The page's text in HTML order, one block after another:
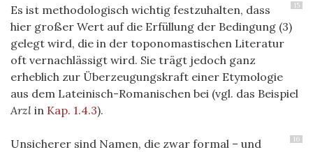
15
Es ist methodologisch wichtig festzuhalten, dass
hier großer Wert auf die Erfüllung der Bedingung (3)
gelegt wird, die in der toponomastischen Literatur
oft vernachlässigt wird. Sie trägt jedoch ganz
erheblich zur Überzeugungskraft einer Etymologie
aus dem Lateinisch-Romanischen bei (vgl. das Beispiel
Arzl in Kap. 1.4.3).
16
Unsicherer sind Namen, die zwar formal – und